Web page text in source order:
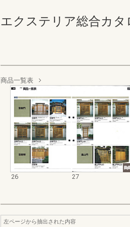
エクステリア総合カタ
商品一覧表
26 27
左ページから抽出された内容